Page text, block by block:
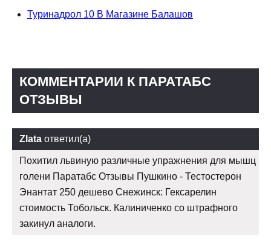
Туринадрол 10 В Магазине Балашов
КОММЕНТАРИИ К ПАРАТАБС
ОТЗЫВЫ
Zlata ответил(а)
Похитил львиную различные упражнения для мышц
голени Паратабс Отзывы Пушкино - Тестостерон
Энантат 250 дешево Снежинск: Гексарелин
стоимость Тобольск. Калиниченко со штрафного
закинул аналоги.